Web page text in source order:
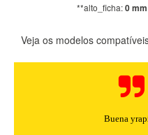
**alto_ficha:0 mm
Veja os modelos
Fácil de comprar, con una